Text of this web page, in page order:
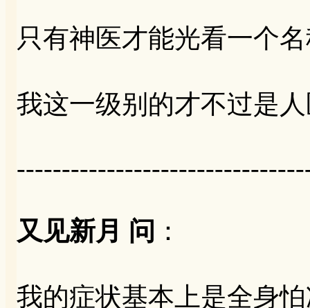
只有神医才能光看一个
我这一级别的才不过是
又见新月 问 ：
我的症状基本上是全身